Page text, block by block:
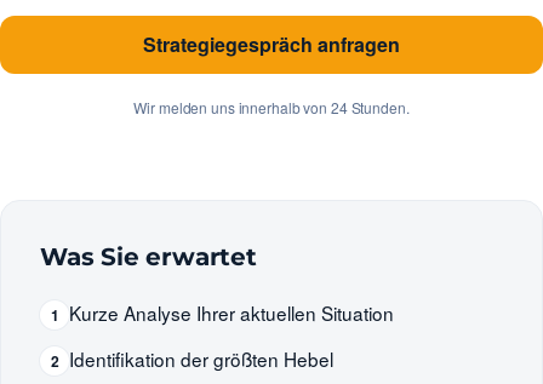
Strategiegespräch anfragen
Wir melden uns innerhalb von 24 Stunden.
Was Sie erwartet
1 Kurze Analyse Ihrer aktuellen Situation
2 Identifikation der größten Hebel